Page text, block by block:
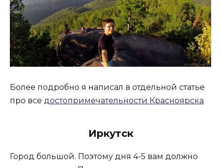
Более подробно я написал в отдельной статье
про все достопримечательности Красноярска
Иркутск
Город большой. Поэтому дня 4-5 вам должно